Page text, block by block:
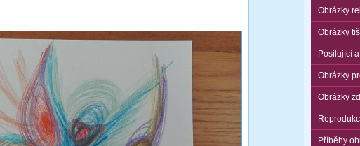
Obrázky
Obrázky
Posilující
Obrázky
Obrázky
Příběhy